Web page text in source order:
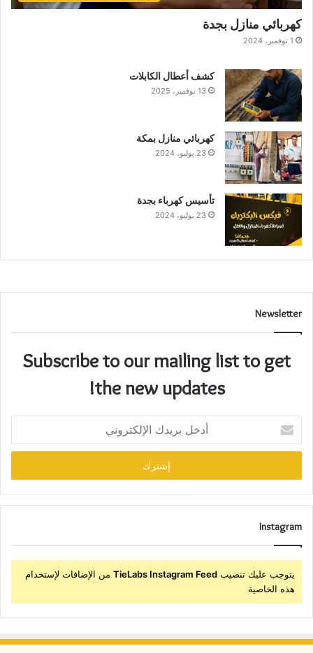
كهربائي منازل بجدة
1 نوفمبر، 2024
كشف أعطال الكابلات
13 نوفمبر، 2025
كهربائي منازل بمكة
23 يوليو، 2024
تأسيس كهرباء بجدة
23 يوليو، 2024
Newsletter
Subscribe to our mailing list to get
the new updates!
Instagram
يتوجب عليك تنصيب TieLabs Instagram Feed من الإضافات لإستخدام
هذه الخاصية